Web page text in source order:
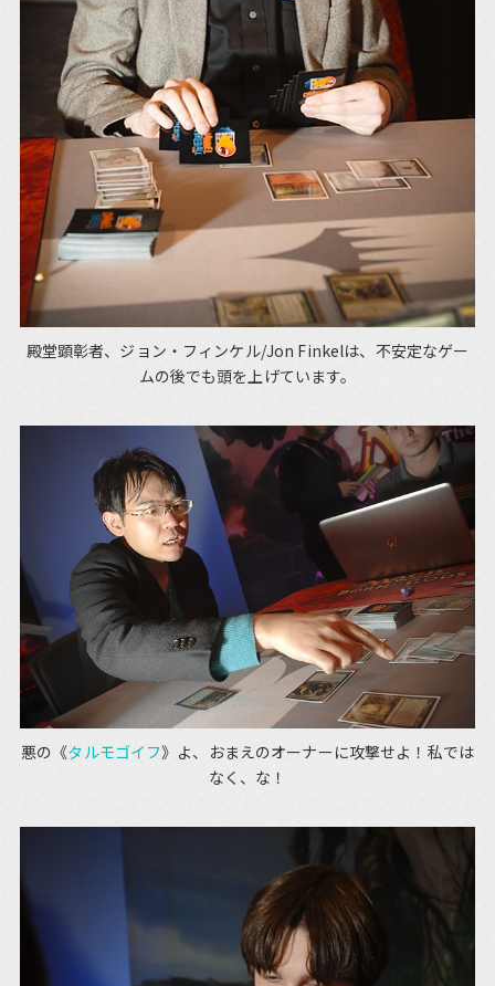
殿堂顕彰者、ジョン・フィンケル/Jon Finkelは、不安定なゲー
ムの後でも頭を上げています。
悪の《タルモゴイフ》よ、おまえのオーナーに攻撃せよ！私では
なく、な！